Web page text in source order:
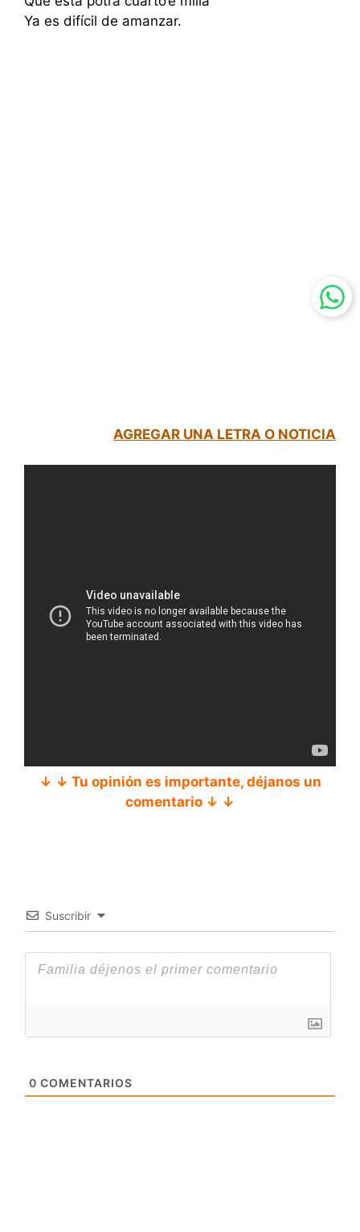
Ya es difícil de amanzar.
AGREGAR UNA LETRA O NOTICIA
↓ ↓ Tu opinión es importante, déjanos un
comentario ↓ ↓
Suscribir
0 COMENTARIOS